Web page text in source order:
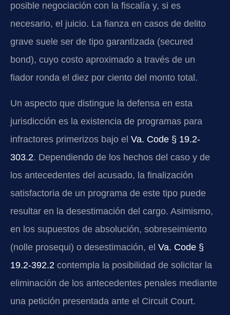
posible negociación con la fiscalía y, si es
necesario, el juicio. La fianza en casos de delito
grave suele ser de tipo garantizada (secured
bond), cuyo costo aproximado a través de un
fiador ronda el diez por ciento del monto total.
Un aspecto que distingue la defensa en esta
jurisdicción es la existencia de programas para
infractores primerizos bajo el Va. Code § 19.2-
303.2. Dependiendo de los hechos del caso y de
los antecedentes del acusado, la finalización
satisfactoria de un programa de este tipo puede
resultar en la desestimación del cargo. Asimismo,
en los supuestos de absolución, sobreseimiento
(nolle prosequi) o desestimación, el Va. Code §
19.2-392.2 contempla la posibilidad de solicitar la
eliminación de los antecedentes penales mediante
una petición presentada ante el Circuit Court.